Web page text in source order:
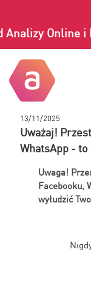
Analizy Online i
13/11/2025
Uważaj!
WhatsApp - to
Uwaga!
Facebooku,
wyłudzić